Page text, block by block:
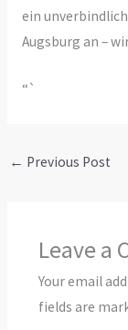
ein
Augsburg an –
“`
← Previous Post
Leave a
Your email
fields are